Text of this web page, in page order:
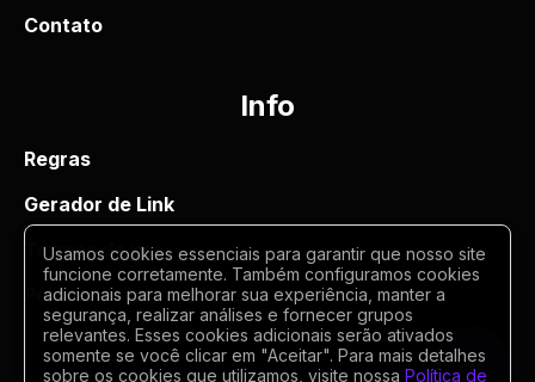
Contato
Info
Regras
Gerador de Link
Termos de uso
Politica de privacidade
Usamos cookies essenciais para garantir que nosso site
funcione corretamente. Também configuramos cookies
adicionais para melhorar sua experiência, manter a
segurança, realizar análises e fornecer grupos
relevantes. Esses cookies adicionais serão ativados
somente se você clicar em "Aceitar". Para mais detalhes
sobre os cookies que utilizamos, visite nossa Política de